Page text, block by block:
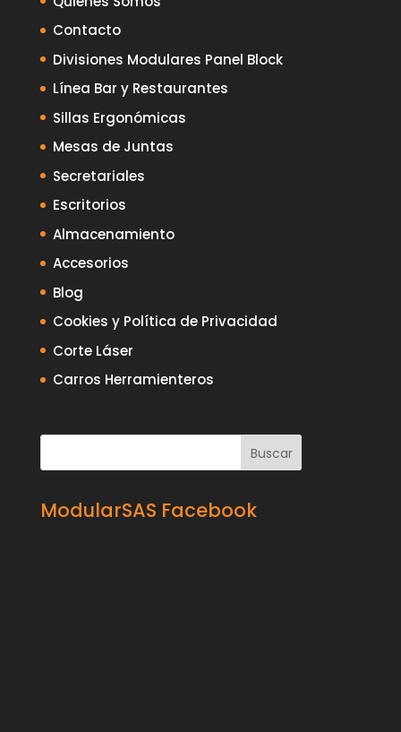
Contacto
Divisiones Modulares Panel Block
Línea Bar y Restaurantes
Sillas Ergonómicas
Mesas de Juntas
Secretariales
Escritorios
Almacenamiento
Accesorios
Blog
Cookies y Política de Privacidad
Corte Láser
Carros Herramienteros
ModularSAS Facebook